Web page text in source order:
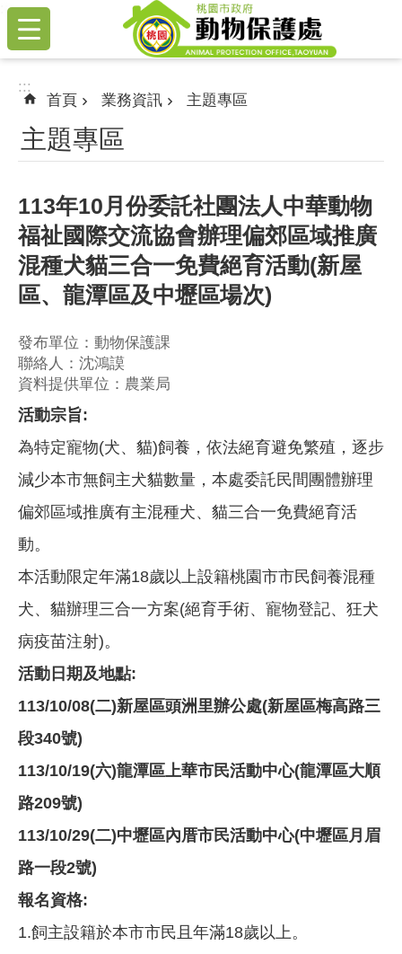
跳到主要內容區塊
:::
:::
首頁 業務資訊 主題專區
主題專區
113年10月份委託社團法人中華動物
福祉國際交流協會辦理偏郊區域推廣
混種犬貓三合一免費絕育活動(新屋
區、龍潭區及中壢區場次)
發布單位：動物保護課
聯絡人：沈鴻謨
資料提供單位：農業局
活動宗旨:
為特定寵物(犬、貓)飼養，依法絕育避免繁殖，逐步
減少本市無飼主犬貓數量，本處委託民間團體辦理
偏郊區域推廣有主混種犬、貓三合一免費絕育活
動。
本活動限定年滿18歲以上設籍桃園市市民飼養混種
犬、貓辦理三合一方案(絕育手術、寵物登記、狂犬
病疫苗注射)。
活動日期及地點:
113/10/08(二)新屋區頭洲里辦公處(新屋區梅高路三
段340號)
113/10/19(六)龍潭區上華市民活動中心(龍潭區大順
路209號)
113/10/29(二)中壢區內厝市民活動中心(中壢區月眉
路一段2號)
報名資格:
1.飼主設籍於本市市民且年滿18歲以上。